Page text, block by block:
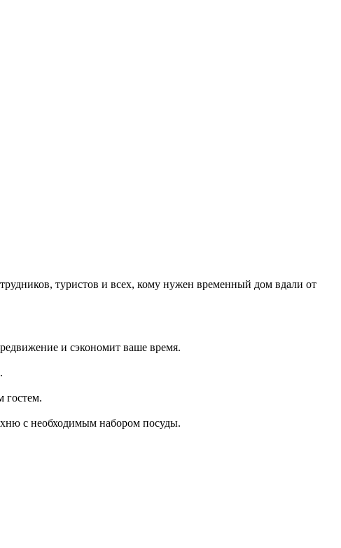
туристов и всех, кому нужен временный дом вдали от
и сэкономит ваше время.
гостем.
с необходимым набором посуды.